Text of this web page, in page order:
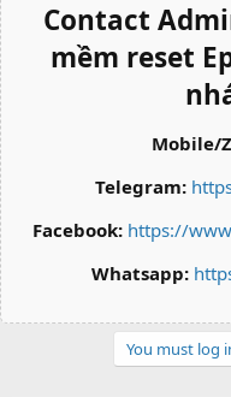
Contact
mềm reset
Mobile/
Telegram:
Facebook: https://
Whatsapp:
You must log